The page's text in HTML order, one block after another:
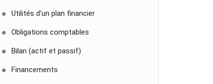
Utilités d'un plan financier
Obligations comptables
Bilan (actif et passif)
Financements